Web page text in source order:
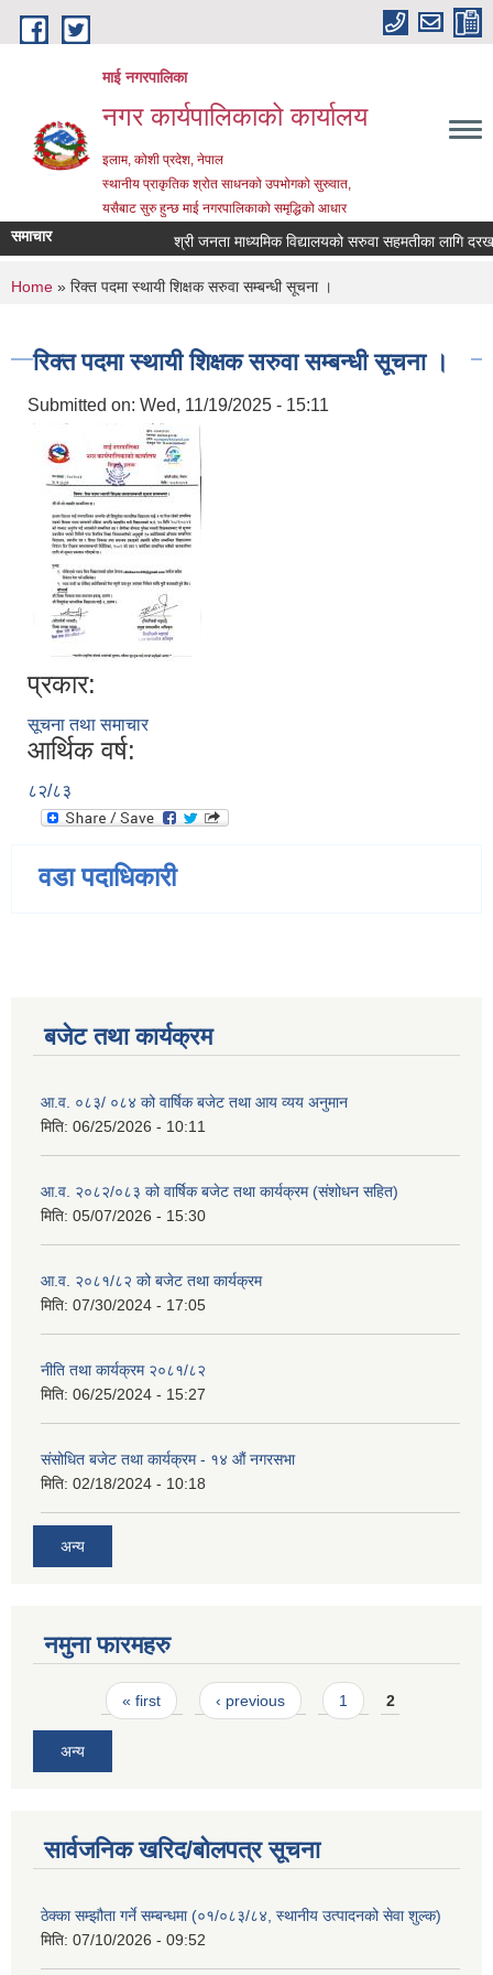
Skip to main content
माई नगरपालिका
नगर कार्यपालिकाको कार्यालय
इलाम, कोशी प्रदेश, नेपाल
स्थानीय प्राकृतिक श्रोत साधनको उपभोगको सुरुवात,
यसैबाट सुरु हुन्छ माई नगरपालिकाको समृद्धिको आधार
समाचार श्री जनता माध्यमिक विद्यालयको सरुवा सहमतीका लागि
You are here
Home » रिक्त पदमा स्थायी शिक्षक सरुवा सम्बन्धी सूचना ।
रिक्त पदमा स्थायी शिक्षक सरुवा सम्बन्धी सूचना ।
Submitted on: Wed, 11/19/2025 - 15:11
प्रकार:
सूचना तथा समाचार
आर्थिक वर्ष:
८२/८३
वडा पदाधिकारी
बजेट तथा कार्यक्रम
आ.व. ०८३/ ०८४ को वार्षिक बजेट तथा आय व्यय अनुमान
मिति: 06/25/2026 - 10:11
आ.व. २०८२/०८३ को वार्षिक बजेट तथा कार्यक्रम (संशोधन सहित)
मिति: 05/07/2026 - 15:30
आ.व. २०८१/८२ को बजेट तथा कार्यक्रम
मिति: 07/30/2024 - 17:05
नीति तथा कार्यक्रम २०८१/८२
मिति: 06/25/2024 - 15:27
संसोधित बजेट तथा कार्यक्रम - १४ औं नगरसभा
मिति: 02/18/2024 - 10:18
अन्य
नमुना फारमहरु
Pages« first ‹ previous 1 2
अन्य
सार्वजनिक खरिद/बोलपत्र सूचना
ठेक्का सम्झौता गर्ने सम्बन्धमा (०१/०८३/८४, स्थानीय उत्पादनको सेवा शुल्क)
मिति: 07/10/2026 - 09:52